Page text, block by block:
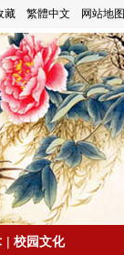
藏 繁體中文 网站地图
| 校园文化